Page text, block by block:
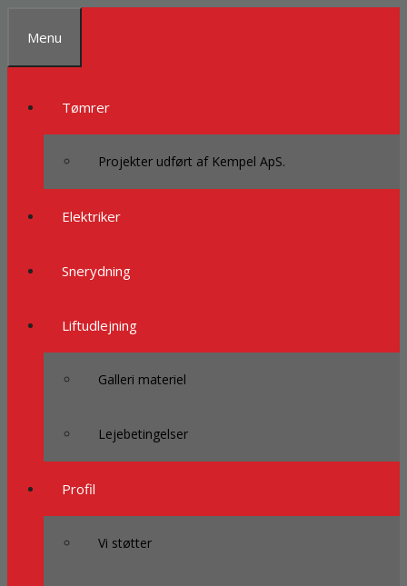
Menu
Tømrer
Projekter udført af Kempel ApS.
Elektriker
Snerydning
Liftudlejning
Galleri materiel
Lejebetingelser
Profil
Vi støtter